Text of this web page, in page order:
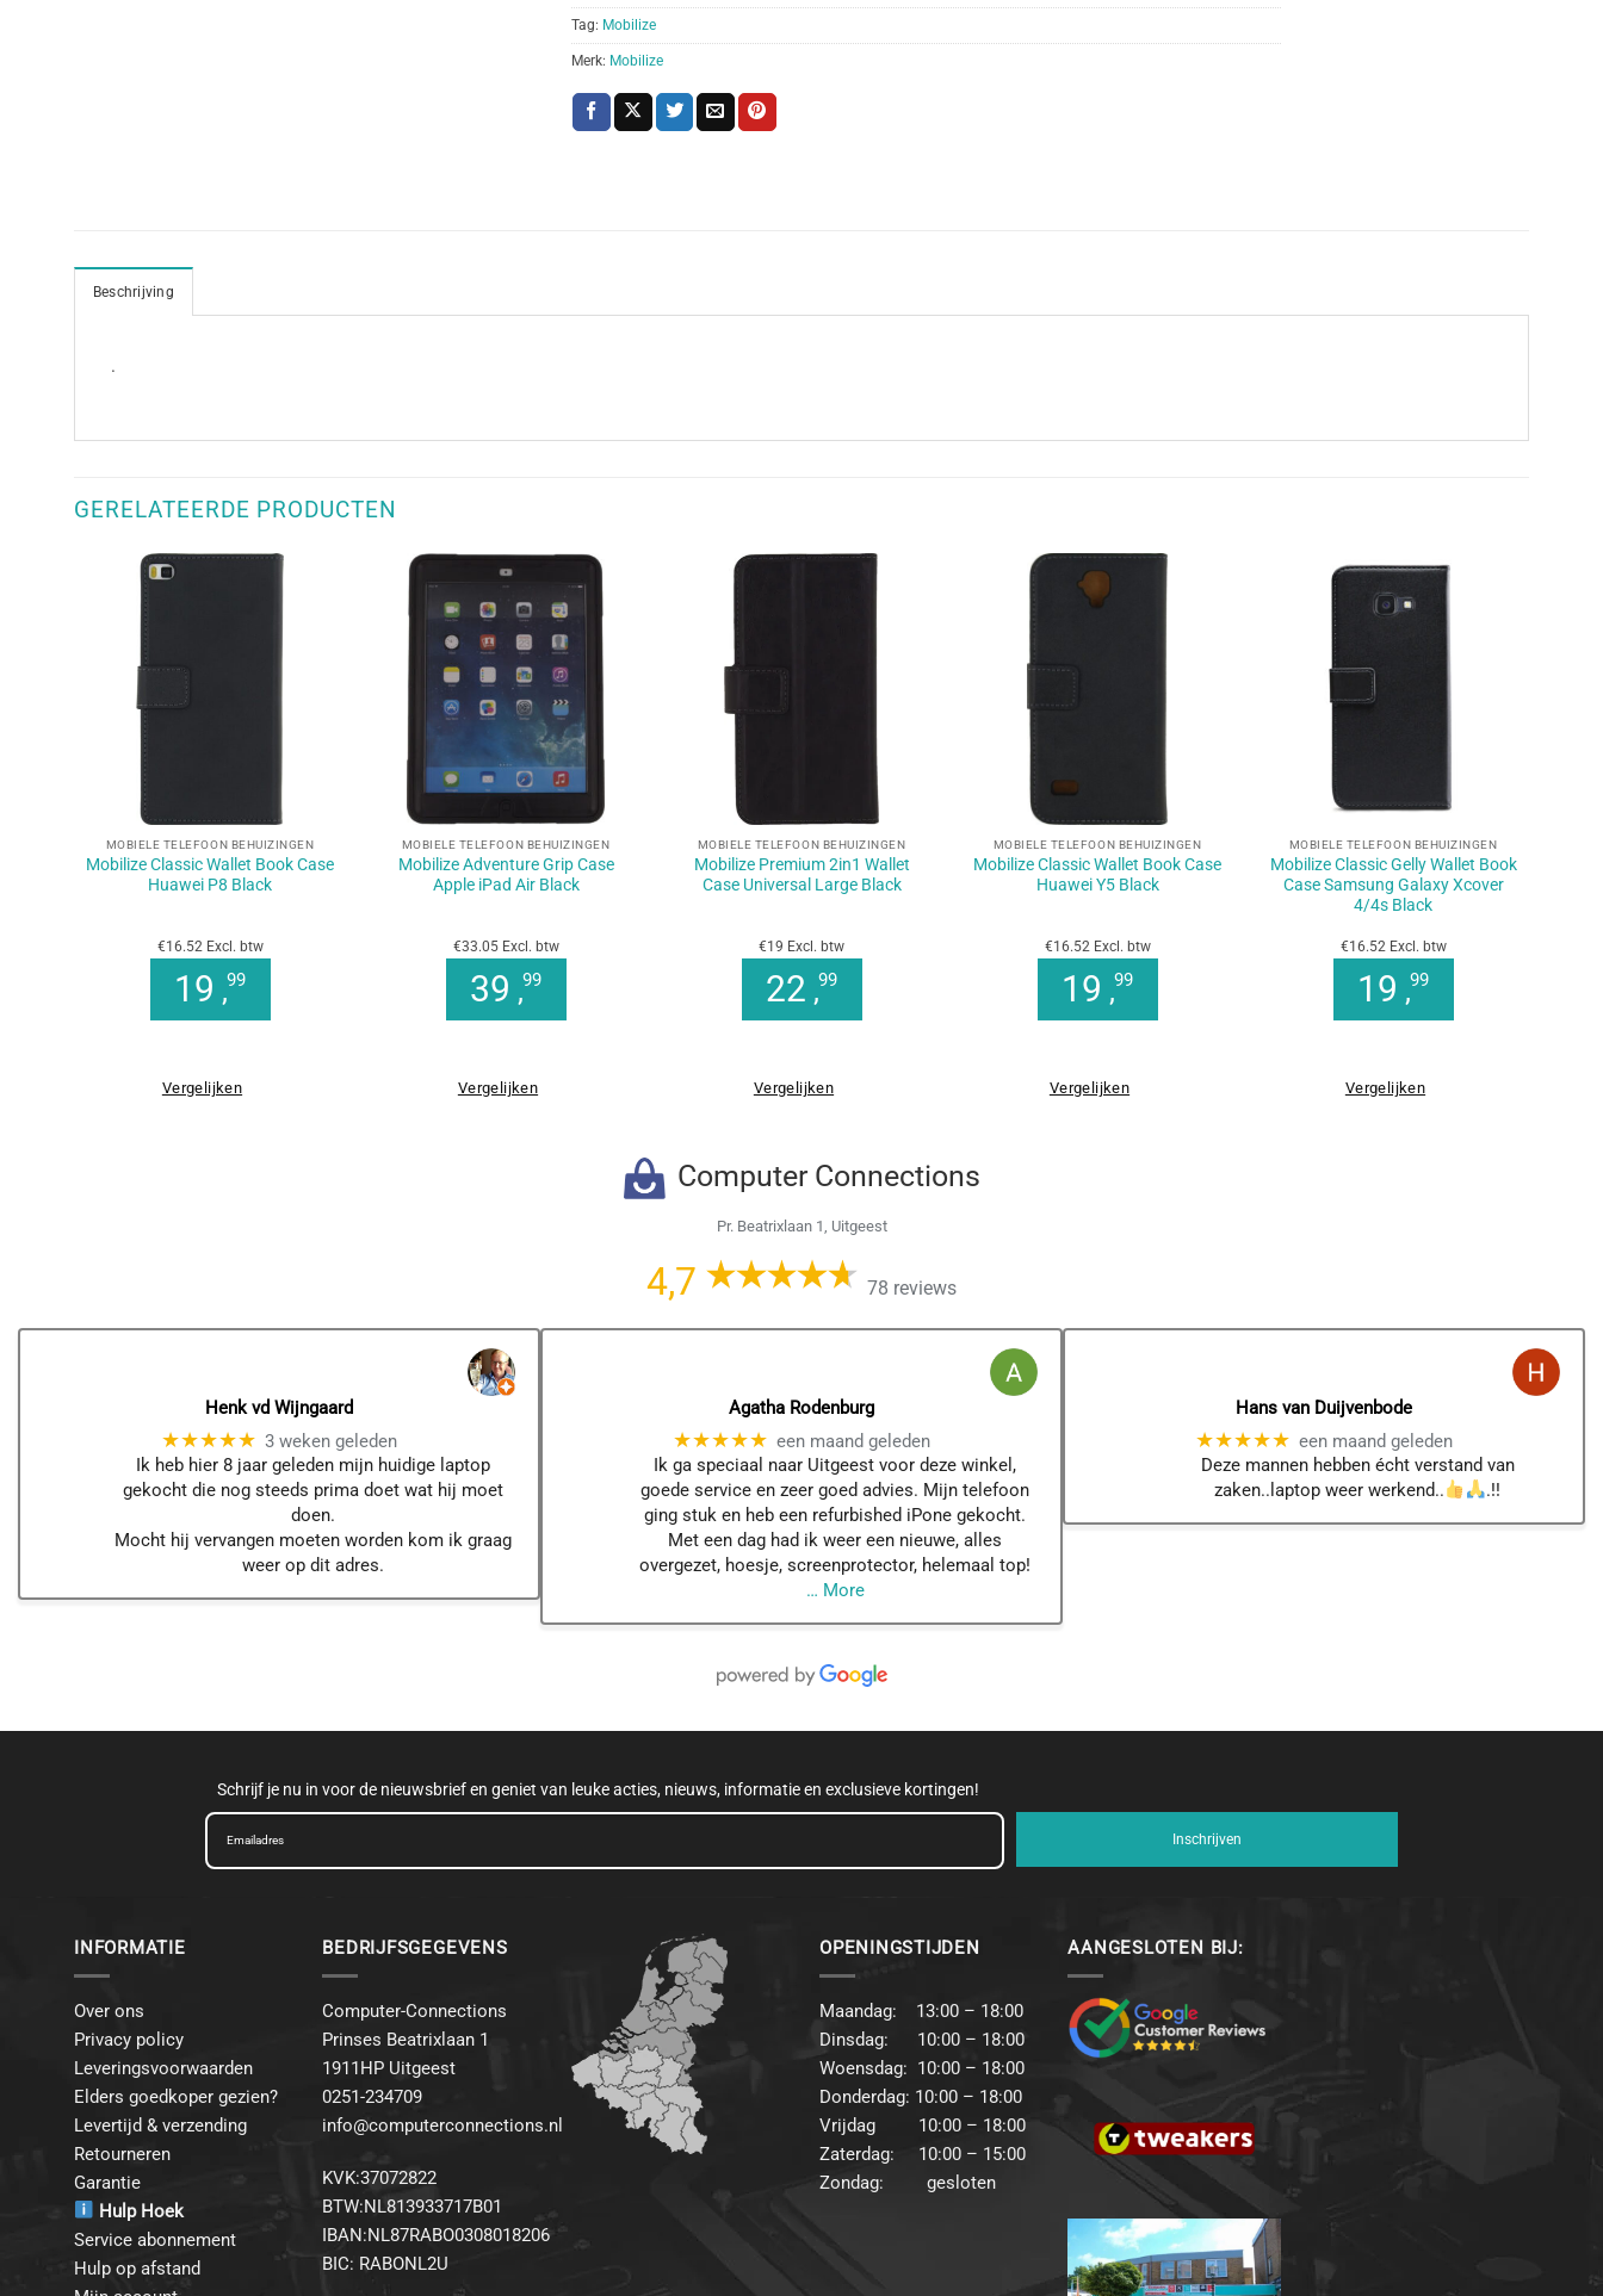
Tag: Mobilize
Merk: Mobilize
Beschrijving
.
GERELATEERDE PRODUCTEN
MOBIELE TELEFOON BEHUIZINGEN
Mobilize Classic Wallet Book Case
Huawei P8 Black
€16.52 Excl. btw
19 ,99
Vergelijken
MOBIELE TELEFOON BEHUIZINGEN
Mobilize Adventure Grip Case
Apple iPad Air Black
€33.05 Excl. btw
39 ,99
Vergelijken
MOBIELE TELEFOON BEHUIZINGEN
Mobilize Premium 2in1 Wallet
Case Universal Large Black
€19 Excl. btw
22 ,99
Vergelijken
MOBIELE TELEFOON BEHUIZINGEN
Mobilize Classic Wallet Book Case
Huawei Y5 Black
€16.52 Excl. btw
19 ,99
Vergelijken
MOBIELE TELEFOON BEHUIZINGEN
Mobilize Classic Gelly Wallet Book
Case Samsung Galaxy Xcover
4/4s Black
€16.52 Excl. btw
19 ,99
Vergelijken
Computer Connections
Pr. Beatrixlaan 1, Uitgeest
4,7 78 reviews
Henk vd Wijngaard
★★★★★ 3 weken geleden
Ik heb hier 8 jaar geleden mijn huidige laptop
gekocht die nog steeds prima doet wat hij moet
doen.
Mocht hij vervangen moeten worden kom ik graag
weer op dit adres.
Agatha Rodenburg
★★★★★ een maand geleden
Ik ga speciaal naar Uitgeest voor deze winkel,
goede service en zeer goed advies. Mijn telefoon
ging stuk en heb een refurbished iPone gekocht.
Met een dag had ik weer een nieuwe, alles
overgezet, hoesje, screenprotector, helemaal top!
… More
Hans van Duijvenbode
★★★★★ een maand geleden
Deze mannen hebben écht verstand van
zaken..laptop weer werkend..
.!!
Schrijf je nu in voor de nieuwsbrief en geniet van leuke acties, nieuws, informatie en exclusieve kortingen!
Inschrijven
INFORMATIE
Over ons
Privacy policy
Leveringsvoorwaarden
Elders goedkoper gezien?
Levertijd & verzending
Retourneren
Garantie
Hulp Hoek
Service abonnement
Hulp op afstand
BEDRIJFSGEGEVENS
Computer-Connections
Prinses Beatrixlaan 1
1911HP Uitgeest
0251-234709
info@computerconnections.nl
KVK:37072822
BTW:NL813933717B01
IBAN:NL87RABO0308018206
BIC: RABONL2U
OPENINGSTIJDEN
Maandag: 13:00 – 18:00
Dinsdag: 10:00 – 18:00
Woensdag: 10:00 – 18:00
Donderdag: 10:00 – 18:00
Vrijdag 10:00 – 18:00
Zaterdag: 10:00 – 15:00
Zondag: gesloten
AANGESLOTEN BIJ: